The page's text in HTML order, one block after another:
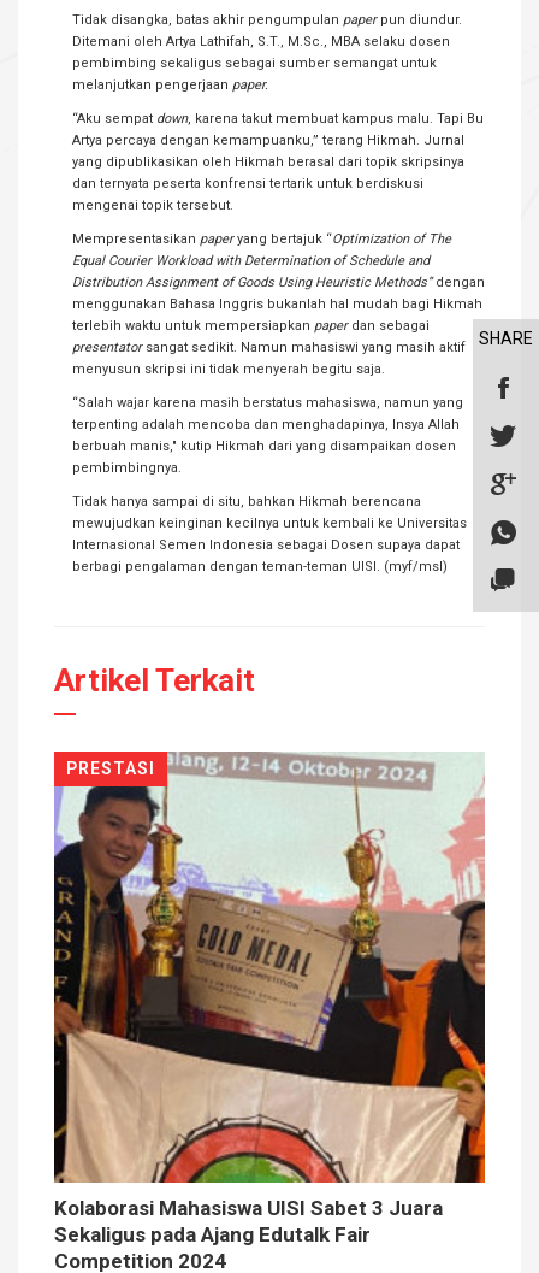
SHARE
Tidak disangka, batas akhir pengumpulan paper pun diundur.
Ditemani oleh Artya Lathifah, S.T., M.Sc., MBA selaku dosen
pembimbing sekaligus sebagai sumber semangat untuk
melanjutkan pengerjaan paper.
“Aku sempat down, karena takut membuat kampus malu. Tapi Bu
Artya percaya dengan kemampuanku,” terang Hikmah. Jurnal
yang dipublikasikan oleh Hikmah berasal dari topik skripsinya
dan ternyata peserta konfrensi tertarik untuk berdiskusi
mengenai topik tersebut.
Mempresentasikan paperyang bertajuk “Optimization of The
Equal Courier Workload with Determination of Schedule and
Distribution Assignment of Goods Using Heuristic Methods”dengan
menggunakan Bahasa Inggris bukanlah hal mudah bagi Hikmah
terlebih waktu untuk mempersiapkan paper dan sebagai
presentator sangat sedikit. Namun mahasiswi yang masih aktif
menyusun skripsi ini tidak menyerah begitu saja.
“Salah wajar karena masih berstatus mahasiswa, namun yang
terpenting adalah mencoba dan menghadapinya, Insya Allah
berbuah manis," kutip Hikmah dari yang disampaikan dosen
pembimbingnya.
Tidak hanya sampai di situ, bahkan Hikmah berencana
mewujudkan keinginan kecilnya untuk kembali ke Universitas
Internasional Semen Indonesia sebagai Dosen supaya dapat
berbagi pengalaman dengan teman-teman UISI. (myf/msl)
Artikel Terkait
PRESTASI
Kolaborasi Mahasiswa UISI Sabet 3 Juara
Sekaligus pada Ajang Edutalk Fair
Competition 2024